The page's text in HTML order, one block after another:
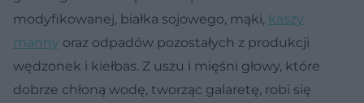
modyfikowanej, białka sojowego, mąki, kaszy
manny oraz odpadów pozostałych z produkcji
wędzonek i kiełbas. Z uszu i mięśni głowy, które
dobrze chłoną wodę, tworząc galaretę, robi się